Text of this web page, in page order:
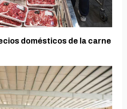
domésticos de la carne